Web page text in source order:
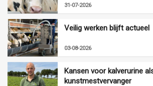
31-07-2026
Veilig werken blijft actueel
03-08-2026
Kansen voor kalverurine
kunstmestvervanger